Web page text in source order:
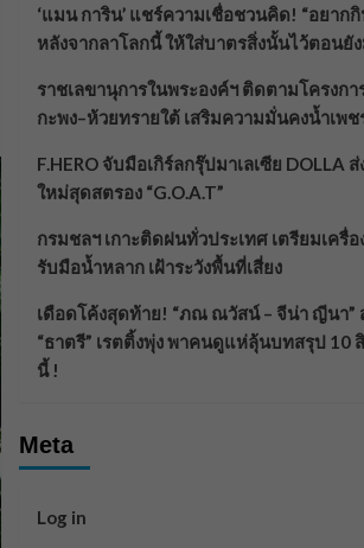
‘แมน การิน’ แชร์ความเชื่อชวนคิด! “อยาก
หลังจากลาโลกนี้ ให้ใส่บาตรสิ่งนั้นไว้ตอนยั
ราชเลขานุการในพระองค์ฯ ติดตามโครงกา
กะพง–ห้วยทรายใต้ เสริมความมั่นคงน้ำเพช
F.HERO จับมือเกิร์ลกรุ๊ปมาเลเซีย DOLLA ส่
ใหม่สุดสตรอง “G.O.A.T”
กรมชลฯ เกาะติดฝนทั่วประเทศ เตรียมเครื่อ
รับมือน้ำหลาก เฝ้าระวังพื้นที่เสี่ยง
เดือดโค้งสุดท้าย! “ภณ ณวัสน์ – จีน่า ญีนา”
“ธาตรี” เรตติ้งพุ่ง พาคนดูแห่ลุ้นบทสรุป 10
นี้ !
Meta
Log in